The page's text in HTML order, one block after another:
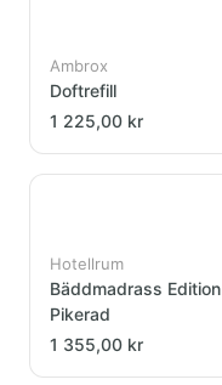
Ambrox
Doftrefill
1 225,00 kr
Hotellrum
Bäddmadrass Edition
Pikerad
1 355,00 kr